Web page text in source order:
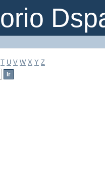
T U V W X Y Z